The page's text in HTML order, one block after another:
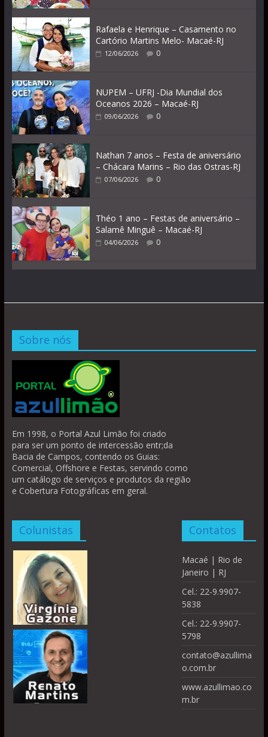
Rafaela e Henrique – Casamento no
Cartório Martins Melo- Macaé-RJ
12/06/2026 0
NUPEM – UFRJ -Dia Mundial dos
Oceanos 2026 – Macaé-RJ
09/06/2026 0
Nathan 7 anos – Festa de aniversário
– Chácara Marins – Rio das Ostras-RJ
07/06/2026 0
Théo 1 ano – Festas de aniversário –
Salamê Minguê – Macaé-RJ
04/06/2026 0
Sobre nós
Em 1998, o Portal Azul Limão foi criado
para ser um ponto de intercessão entr;da
Bacia de Campos, contendo os Guias:
Comercial, Offshore e Festas, servindo como
um catálogo de serviços e produtos da região
e Cobertura Fotográficas em geral.
Colunistas Contatos
Macaé | Rio de
Janeiro | RJ
Cel.: 22-9.9907-
5838
Cel.: 22-9.9907-
5798
contato@azullima
o.com.br
www.azullimao.co
m.br